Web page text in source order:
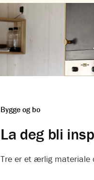
Bygge og bo
La deg bli
Tre er et ærlig materiale